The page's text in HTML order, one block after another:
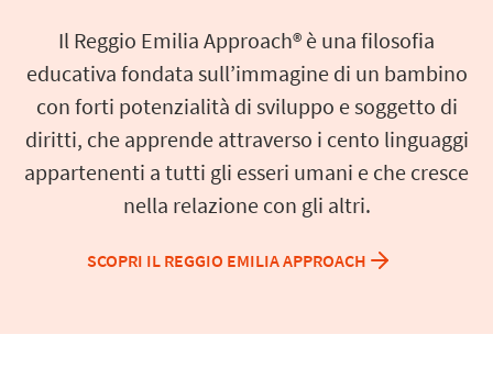
Il Reggio Emilia Approach® è una filosofia
educativa fondata sull’immagine di un bambino
con forti potenzialità di sviluppo e soggetto di
diritti, che apprende attraverso i cento linguaggi
appartenenti a tutti gli esseri umani e che cresce
nella relazione con gli altri.
SCOPRI IL REGGIO EMILIA APPROACH